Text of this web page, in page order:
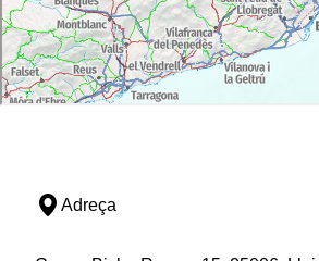
Adreça